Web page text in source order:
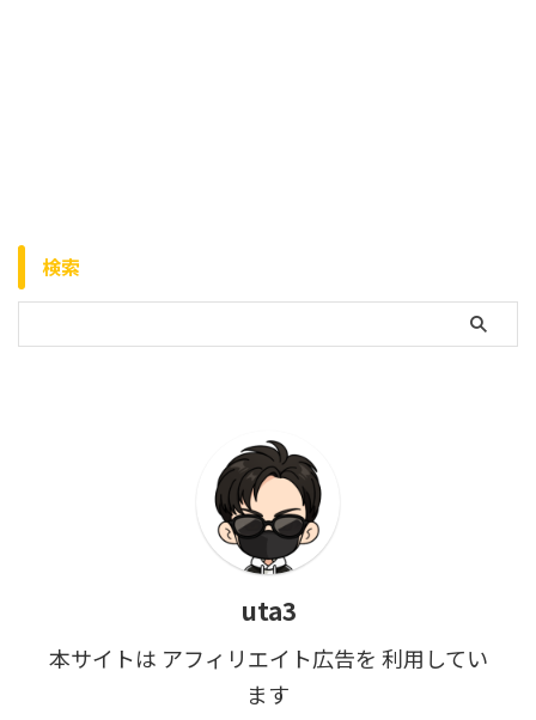
検索
uta3
本サイトは アフィリエイト広告を 利用してい
ます